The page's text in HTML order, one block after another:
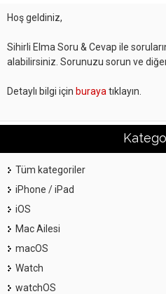
Hoş geldiniz,
Sihirli Elma Soru & Cevap ile
alabilirsiniz. Sorunuzu sorun ve diğer
Detaylı bilgi için buraya tıklayın.
Tüm kategoriler
iPhone / iPad
iOS
Mac Ailesi
macOS
Watch
watchOS